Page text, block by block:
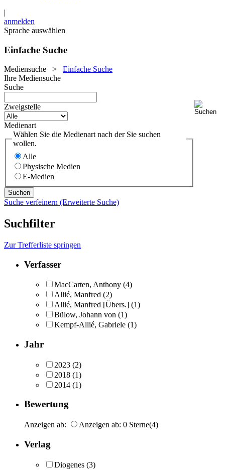
|
anmelden
Sprache auswählen
Einfache Suche
Mediensuche > Einfache Suche
Ihre Mediensuche
Suche
Zweigstelle
Medienart
Wählen Sie die Medienart nach der Sie suchen
wollen.
Alle
Physische Medien
E-Medien
Suche verfeinern (Erweiterte Suche)
Suchfilter
Zur Trefferliste springen
Verfasser
MacCarten, Anthony (4)
Allié, Manfred (2)
Allié, Manfred [Übers.] (1)
Bülow, Johann von (1)
Kempf-Allié, Gabriele (1)
Jahr
2023 (2)
2018 (1)
2014 (1)
Bewertung
Anzeigen ab: Anzeigen ab: 0 Sterne(4)
Verlag
Diogenes (3)